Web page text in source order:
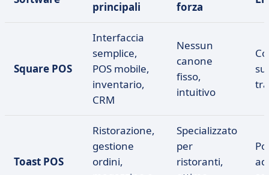
principali
forza
Square POS
Interfaccia
semplice,
POS mobile,
inventario,
CRM
Nessun
canone
fisso,
intuitivo
su
Toast POS
Ristorazione,
gestione
ordini,
Specializzato
per
ristoranti,